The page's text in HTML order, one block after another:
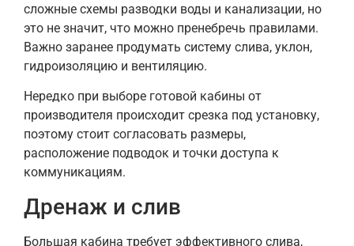
сложные схемы разводки воды и канализации, но
это не значит, что можно пренебречь правилами.
Важно заранее продумать систему слива, уклон,
гидроизоляцию и вентиляцию.
Нередко при выборе готовой кабины от
производителя происходит срезка под установку,
поэтому стоит согласовать размеры,
расположение подводок и точки доступа к
коммуникациям.
Дренаж и слив
Большая кабина требует эффективного слива,